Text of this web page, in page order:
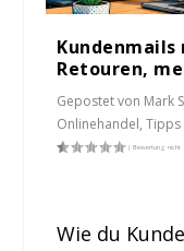
Retouren,
Gepostet von Mark
Onlinehandel,Tipps
Wie du